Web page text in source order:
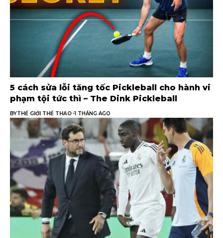
5 cách sửa lỗi tăng tốc Pickleball cho hành vi
phạm tội tức thì – The Dink Pickleball
BYTHẾ GIỚI THỂ THAO 1 THÁNG AGO